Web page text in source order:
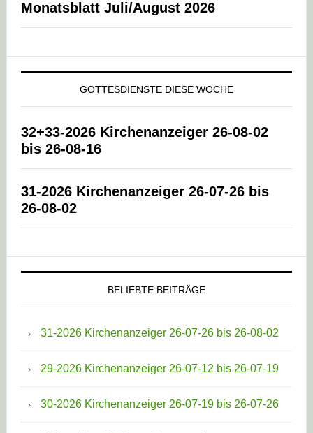
Monatsblatt Juli/August 2026
GOTTESDIENSTE DIESE WOCHE
32+33-2026 Kirchenanzeiger 26-08-02
bis 26-08-16
31-2026 Kirchenanzeiger 26-07-26 bis
26-08-02
BELIEBTE BEITRÄGE
31-2026 Kirchenanzeiger 26-07-26 bis 26-08-02
29-2026 Kirchenanzeiger 26-07-12 bis 26-07-19
30-2026 Kirchenanzeiger 26-07-19 bis 26-07-26